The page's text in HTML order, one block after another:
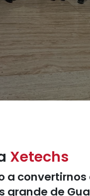
Xetechs
a convertirnos
grande de